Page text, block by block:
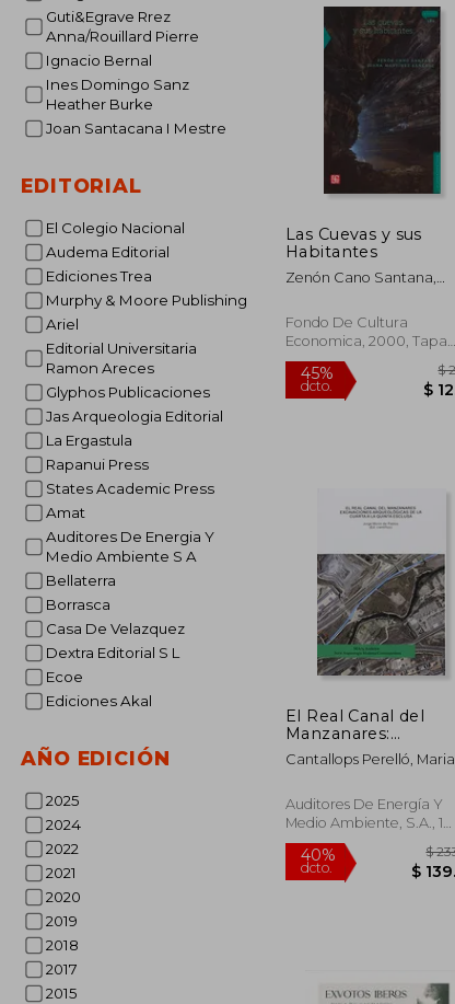
Guti&Egrave Rrez
Anna/Rouillard Pierre
Ignacio Bernal
Ines Domingo Sanz
Heather Burke
Joan Santacana I Mestre
EDITORIAL
El Colegio Nacional
Audema Editorial
Ediciones Trea
Murphy & Moore Publishing
Ariel
Editorial Universitaria
Ramon Areces
Glyphos Publicaciones
Jas Arqueologia Editorial
La Ergastula
Rapanui Press
States Academic Press
Amat
Auditores De Energia Y
Medio Ambiente S A
Bellaterra
Borrasca
Casa De Velazquez
Dextra Editorial S L
Ecoe
Ediciones Akal
AÑO EDICIÓN
2025
2024
2022
2021
2020
2019
2018
2017
2015
45%
dcto.
Las Cuevas y sus
Habitantes
Zenón Cano Santana,
Fondo De Cultura
Economica, 2000, Tapa
Blanda, Nuevo
45%
dcto.
El Real Canal del
Manzanares:
excavaciones
arqueológicas de la
Esclusa
Cantallops Perelló, Maria
Carlos ; Guerra García,
Pablo
Auditores De Energía Y
Medio Ambiente, S.A., 1
Edición, Tapa Blanda,
Nuevo